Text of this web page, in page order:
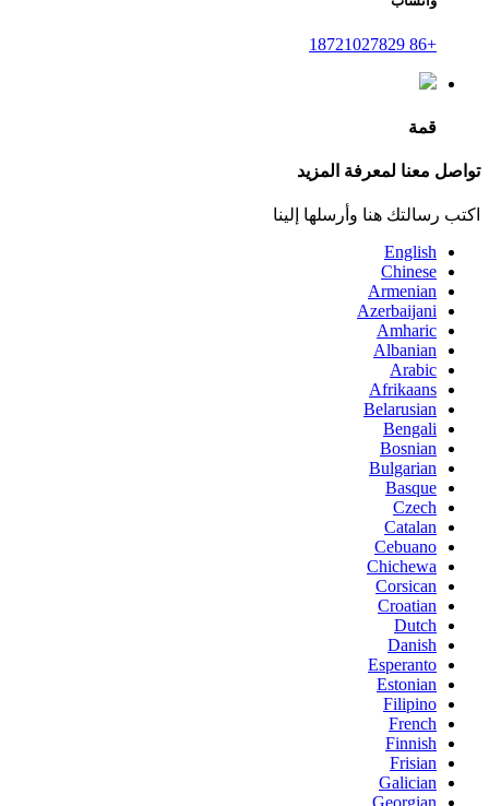
+86 18721027829
قمة
تواصل معنا لمعرفة المزيد
اكتب رسالتك هنا وأرسلها إلينا
English
Chinese
Armenian
Azerbaijani
Amharic
Albanian
Arabic
Afrikaans
Belarusian
Bengali
Bosnian
Bulgarian
Basque
Czech
Catalan
Cebuano
Chichewa
Corsican
Croatian
Dutch
Danish
Esperanto
Estonian
Filipino
French
Finnish
Frisian
Galician